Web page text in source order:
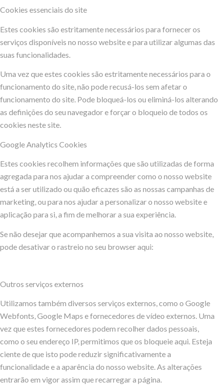
Cookies essenciais do site
Estes cookies são estritamente necessários para fornecer os
serviços disponíveis no nosso website e para utilizar algumas das
suas funcionalidades.
Uma vez que estes cookies são estritamente necessários para o
funcionamento do site, não pode recusá-los sem afetar o
funcionamento do site. Pode bloqueá-los ou eliminá-los alterando
as definições do seu navegador e forçar o bloqueio de todos os
cookies neste site.
Google Analytics Cookies
Estes cookies recolhem informações que são utilizadas de forma
agregada para nos ajudar a compreender como o nosso website
está a ser utilizado ou quão eficazes são as nossas campanhas de
marketing, ou para nos ajudar a personalizar o nosso website e
aplicação para si, a fim de melhorar a sua experiência.
Se não desejar que acompanhemos a sua visita ao nosso website,
pode desativar o rastreio no seu browser aqui:
Outros serviços externos
Utilizamos também diversos serviços externos, como o Google
Webfonts, Google Maps e fornecedores de vídeo externos. Uma
vez que estes fornecedores podem recolher dados pessoais,
como o seu endereço IP, permitimos que os bloqueie aqui. Esteja
ciente de que isto pode reduzir significativamente a
funcionalidade e a aparência do nosso website. As alterações
entrarão em vigor assim que recarregar a página.